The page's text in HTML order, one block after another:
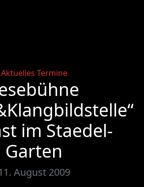
Categories
Aktuelles Termine
im Staedel-
Garten
August 2009